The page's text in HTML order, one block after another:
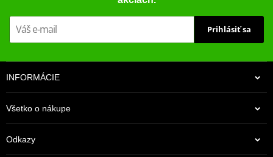
Prihlásiť sa
INFORMÁCIE
Všetko o nákupe
Odkazy